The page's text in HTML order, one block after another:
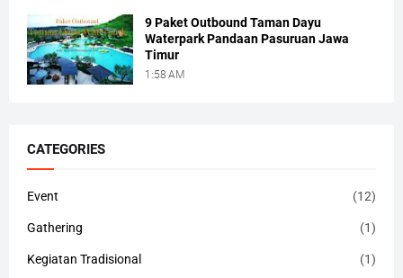
9 Paket Outbound Taman Dayu
Waterpark Pandaan Pasuruan Jawa
Timur
1:58 AM
CATEGORIES
Event (12)
Gathering (1)
Kegiatan Tradisional (1)